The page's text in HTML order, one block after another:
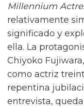
Millennium
relativamente
significado y
ella. La
Chiyoko
como actriz
repentina
entrevista,